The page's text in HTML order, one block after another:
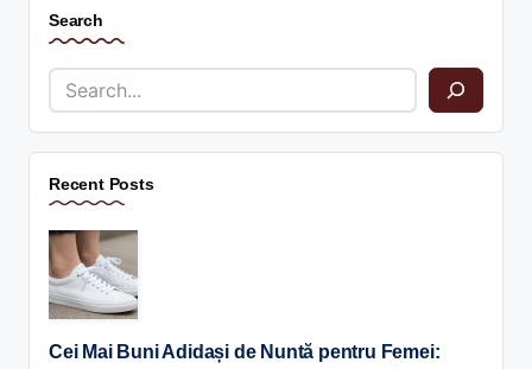
Search
Recent Posts
Cei Mai Buni Adidași de Nuntă pentru Femei: